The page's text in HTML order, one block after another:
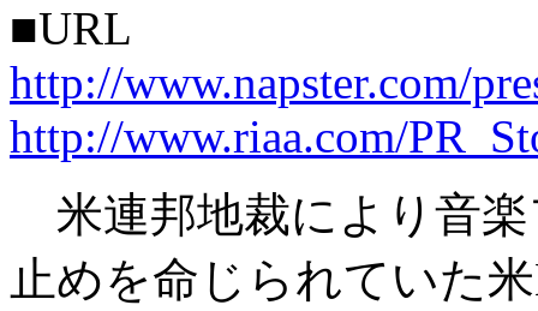
■URL
http://www.napster.com/
http://www.riaa.com/
米連邦地裁により音
止めを命じられていた